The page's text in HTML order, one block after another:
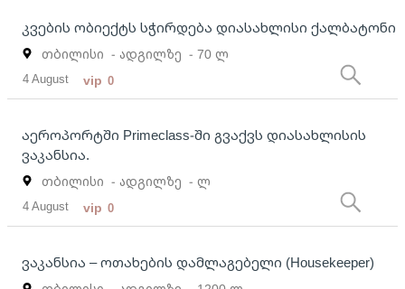
კვების ობიექტს სჭირდება დიასახლისი ქალბატონი
თბილისი - ადგილზე - 70 ლ
4 August vip 0
აეროპორტში Primeclass-ში გვაქვს დიასახლისის
ვაკანსია.
თბილისი - ადგილზე - ლ
4 August vip 0
ვაკანსია – ოთახების დამლაგებელი (Housekeeper)